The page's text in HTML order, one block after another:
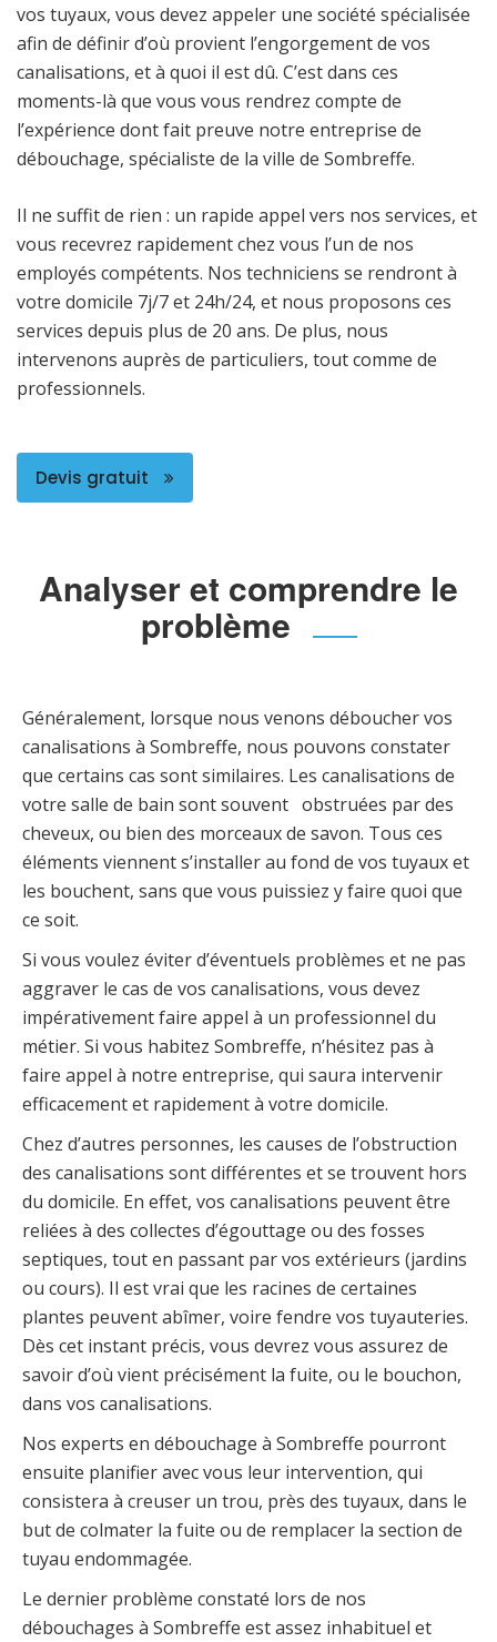
vos tuyaux, vous devez appeler une société spécialisée
afin de définir d’où provient l’engorgement de vos
canalisations, et à quoi il est dû. C’est dans ces
moments-là que vous vous rendrez compte de
l’expérience dont fait preuve notre entreprise de
débouchage, spécialiste de la ville de Sombreffe.
Il ne suffit de rien : un rapide appel vers nos services, et
vous recevrez rapidement chez vous l’un de nos
employés compétents. Nos techniciens se rendront à
votre domicile 7j/7 et 24h/24, et nous proposons ces
services depuis plus de 20 ans. De plus, nous
intervenons auprès de particuliers, tout comme de
professionnels.
Devis gratuit
Analyser et comprendre le
problème
Généralement, lorsque nous venons déboucher vos
canalisations à Sombreffe, nous pouvons constater
que certains cas sont similaires. Les canalisations de
votre salle de bain sont souvent obstruées par des
cheveux, ou bien des morceaux de savon. Tous ces
éléments viennent s’installer au fond de vos tuyaux et
les bouchent, sans que vous puissiez y faire quoi que
ce soit.
Si vous voulez éviter d’éventuels problèmes et ne pas
aggraver le cas de vos canalisations, vous devez
impérativement faire appel à un professionnel du
métier. Si vous habitez Sombreffe, n’hésitez pas à
faire appel à notre entreprise, qui saura intervenir
efficacement et rapidement à votre domicile.
Chez d’autres personnes, les causes de l’obstruction
des canalisations sont différentes et se trouvent hors
du domicile. En effet, vos canalisations peuvent être
reliées à des collectes d’égouttage ou des fosses
septiques, tout en passant par vos extérieurs (jardins
ou cours). Il est vrai que les racines de certaines
plantes peuvent abîmer, voire fendre vos tuyauteries.
Dès cet instant précis, vous devrez vous assurez de
savoir d’où vient précisément la fuite, ou le bouchon,
dans vos canalisations.
Nos experts en débouchage à Sombreffe pourront
ensuite planifier avec vous leur intervention, qui
consistera à creuser un trou, près des tuyaux, dans le
but de colmater la fuite ou de remplacer la section de
tuyau endommagée.
Le dernier problème constaté lors de nos
débouchages à Sombreffe est assez inhabituel et